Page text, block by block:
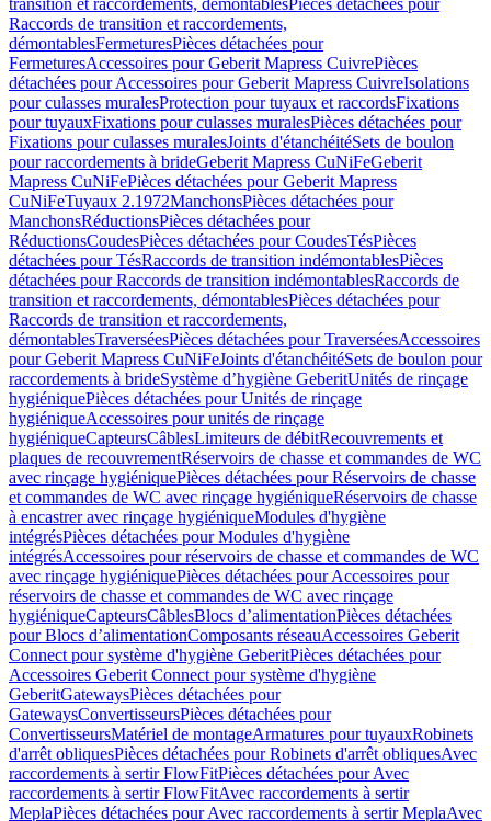
transition et raccordements, démontablesPièces détachées pour
Raccords de transition et raccordements,
démontablesFermeturesPièces détachées pour
FermeturesAccessoires pour Geberit Mapress CuivrePièces
détachées pour Accessoires pour Geberit Mapress CuivreIsolations
pour culasses muralesProtection pour tuyaux et raccordsFixations
pour tuyauxFixations pour culasses muralesPièces détachées pour
Fixations pour culasses muralesJoints d'étanchéitéSets de boulon
pour raccordements à brideGeberit Mapress CuNiFeGeberit
Mapress CuNiFePièces détachées pour Geberit Mapress
CuNiFeTuyaux 2.1972ManchonsPièces détachées pour
ManchonsRéductionsPièces détachées pour
RéductionsCoudesPièces détachées pour CoudesTésPièces
détachées pour TésRaccords de transition indémontablesPièces
détachées pour Raccords de transition indémontablesRaccords de
transition et raccordements, démontablesPièces détachées pour
Raccords de transition et raccordements,
démontablesTraverséesPièces détachées pour TraverséesAccessoires
pour Geberit Mapress CuNiFeJoints d'étanchéitéSets de boulon pour
raccordements à brideSystème d’hygiène GeberitUnités de rinçage
hygiéniquePièces détachées pour Unités de rinçage
hygiéniqueAccessoires pour unités de rinçage
hygiéniqueCapteursCâblesLimiteurs de débitRecouvrements et
plaques de recouvrementRéservoirs de chasse et commandes de WC
avec rinçage hygiéniquePièces détachées pour Réservoirs de chasse
et commandes de WC avec rinçage hygiéniqueRéservoirs de chasse
à encastrer avec rinçage hygiéniqueModules d'hygiène
intégrésPièces détachées pour Modules d'hygiène
intégrésAccessoires pour réservoirs de chasse et commandes de WC
avec rinçage hygiéniquePièces détachées pour Accessoires pour
réservoirs de chasse et commandes de WC avec rinçage
hygiéniqueCapteursCâblesBlocs d’alimentationPièces détachées
pour Blocs d’alimentationComposants réseauAccessoires Geberit
Connect pour système d'hygiène GeberitPièces détachées pour
Accessoires Geberit Connect pour système d'hygiène
GeberitGatewaysPièces détachées pour
GatewaysConvertisseursPièces détachées pour
ConvertisseursMatériel de montageArmatures pour tuyauxRobinets
d'arrêt obliquesPièces détachées pour Robinets d'arrêt obliquesAvec
raccordements à sertir FlowFitPièces détachées pour Avec
raccordements à sertir FlowFitAvec raccordements à sertir
MeplaPièces détachées pour Avec raccordements à sertir MeplaAvec